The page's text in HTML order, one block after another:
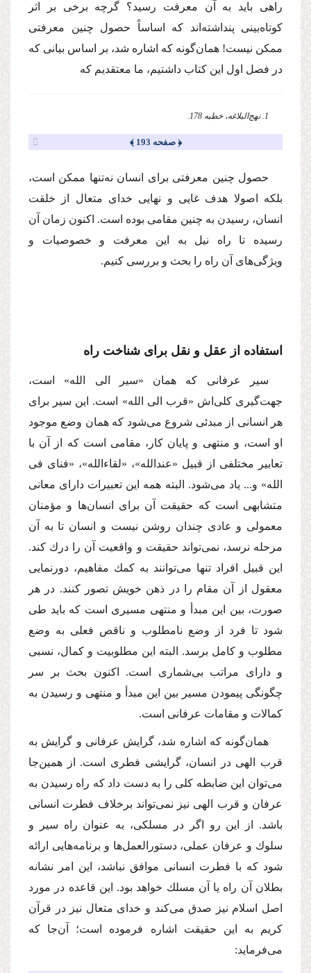
راهى باید به آن معرفت رسید؟ گرچه برخى بر اثر
كوتاه‌بینى پنداشته‌اند كه اساساً حصول چنین معرفتى
ممكن نیست! همان‌گونه كه اشاره شد، بر اساس بیانى كه
در فصل اول این كتاب داشتیم، ما معتقدیم كه
1. نهج‌البلاغه، خطبه 178.
﴿ صفحه 193 ﴾
حصول چنین معرفتى براى انسان نه‌تنها ممكن است،
بلكه اصولا هدف غایى و نهایى خداى متعال از خلقت
انسان، رسیدن به چنین مقامى بوده است. اكنون زمان آن
رسیده تا راه نیل به این معرفت و خصوصیات و
ویژگى‌هاى آن راه را بحث و بررسى كنیم.
استفاده از عقل و نقل براى شناخت راه
سیر عرفانى كه همان «سیر الى الله» است،
جهت‌گیرى كلى‌اش «قرب الى الله» است. این سیر براى
هر انسانى از مبدئى شروع مى‌شود كه همان وضع موجود
او است، و منتهى و پایان كار، مقامى است كه از آن با
تعابیر مختلفى از قبیل «عندالله»، «لقاءالله»، «فناى فى
الله» و... یاد مى‌شود. البته همه این تعبیرات داراى معانى
متشابهى است كه حقیقت آن براى انسان‌ها و مؤمنان
معمولى و عادى چندان روشن نیست و انسان تا به آن
مرحله نرسد، نمى‌تواند حقیقت و واقعیت آن را درك كند.
این قبیل افراد تنها مى‌توانند به كمك مفاهیم، دورنمایى
معقول از آن مقام را در ذهن خویش تصور كنند. در هر
صورت، بین این مبدأ و منتهى مسیرى است كه باید طى
شود تا فرد از وضع نامطلوب و ناقص فعلى به وضع
مطلوب و كامل برسد. البته این مطلوبیت و كمال، نسبى
و داراى مراتب بى‌شمارى است. اكنون بحث بر سر
چگونگى پیمودن مسیر بین این مبدأ و منتهى و رسیدن به
كمالات و مقامات عرفانى است.
همان‌گونه كه اشاره شد، گرایش عرفانى و گرایش به
قرب الهى در انسان، گرایشى فطرى است. از همین‌جا
مى‌توان این ضابطه كلى را به دست داد كه راه رسیدن به
عرفان و قرب الهى نیز نمى‌تواند برخلاف فطرت انسانى
باشد. از این رو اگر در مسلكى، به عنوان راه سیر و
سلوك و عرفان عملى، دستورالعمل‌ها و برنامه‌هایى ارائه
شود كه با فطرت انسانى موافق نباشد، این امر نشانه
بطلان آن راه یا آن مسلك خواهد بود. این قاعده در مورد
اصل اسلام نیز صدق مى‌كند و خداى متعال نیز در قرآن
كریم به این حقیقت اشاره فرموده است؛ آن‌جا كه
مى‌فرماید: